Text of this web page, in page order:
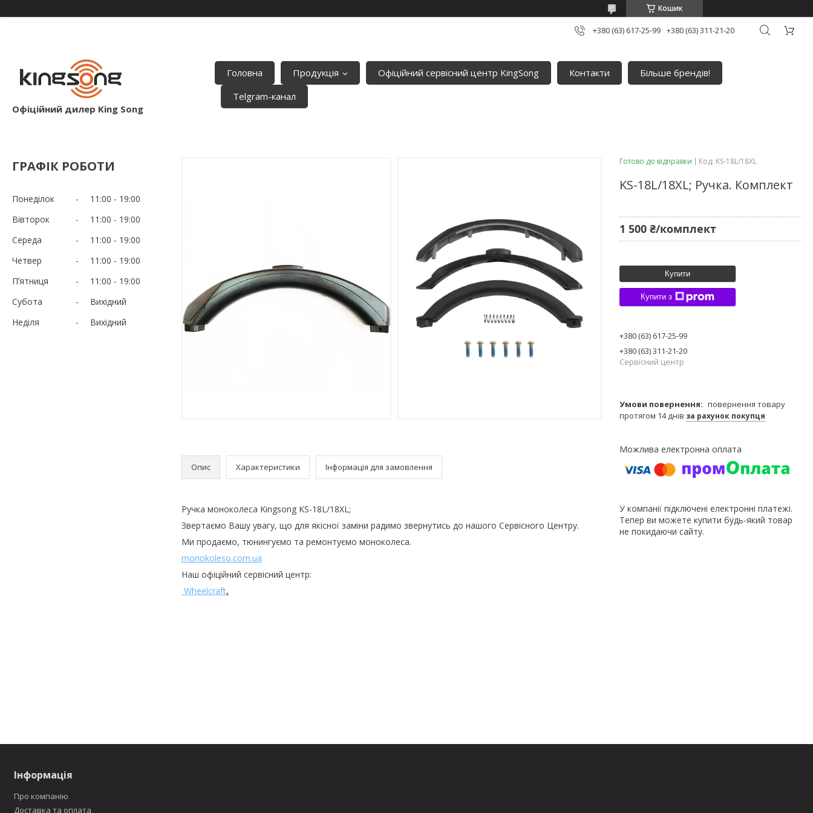
Кошик
+380 (63) 617-25-99 +380 (63) 311-21-20
Офіційний дилер King Song
Головна Продукція Офіційний сервісний центр KingSong Контакти
Більше брендів!
Telgram-канал
ГРАФІК РОБОТИ
Понеділок 11:00
19:00
Вівторок
11:00
19:00
Середа
11:00
19:00
Четвер
11:00
19:00
Пʼятниця
11:00
19:00
Субота
Вихідний
Неділя
Вихідний
Опис Характеристики Інформація для замовлення
Ручка моноколеса Kingsong KS-18L/18ХL;
Звертаємо Вашу увагу, що для якісної заміни радимо звернутись до нашого Сервісного Центру.
Ми продаємо, тюнингуємо та ремонтуємо моноколеса.
monokoleso.com.ua
Наш офіційний сервісний центр:
Wheelcraft.
Готово до відправки Код: KS-18L/18XL
KS-18L/18XL; Ручка. Комплект
1 500 ₴/комплект
Купити
Купити з
+380 (63) 617-25-99
+380 (63) 311-21-20
Сервісний центр
повернення товару
протягом 14 днів за рахунок покупця
У компанії підключені електронні платежі.
Тепер ви можете купити будь-який товар
не покидаючи сайту.
Інформація
Про компанію
Доставка та оплата